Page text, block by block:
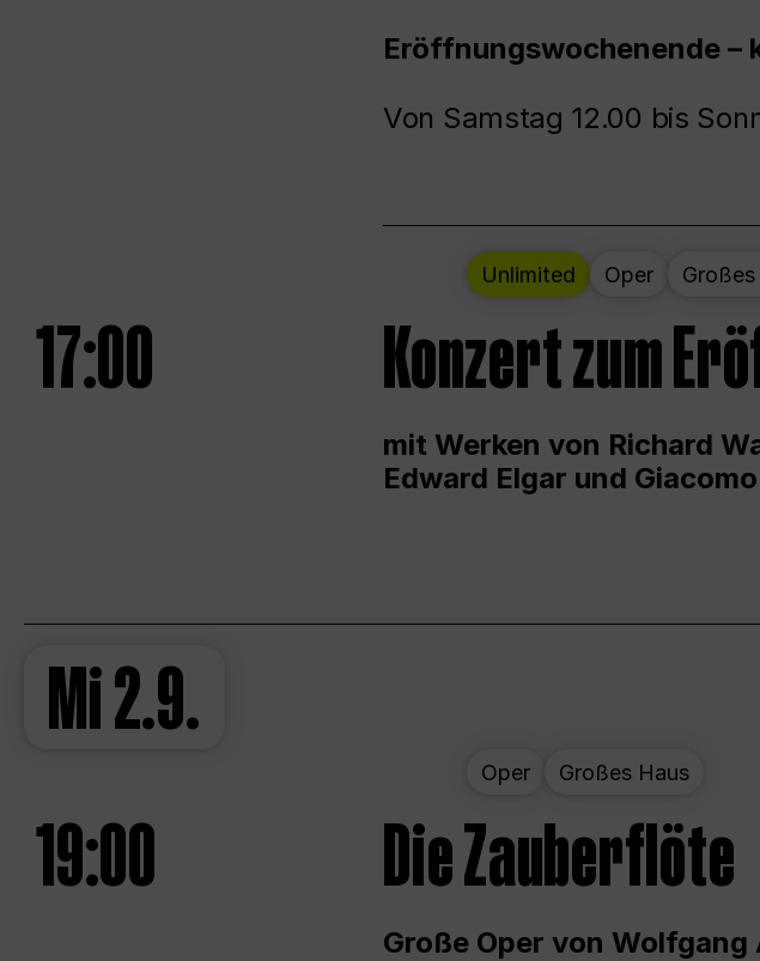
Eröffnungswochenende
Von Samstag 12.00 bis
Unlimited Oper
17:00 Konzert zum
mit Werken von Richard
Edward Elgar und
Mi2.9.
Oper Großes Haus
19:00 Die Zauberflöte
Große Oper von